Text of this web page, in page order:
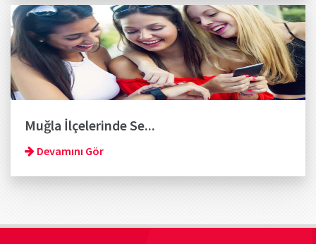
Muğla İlçelerinde Se...
Devamını Gör